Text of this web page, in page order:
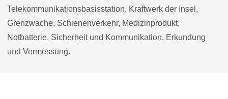
Telekommunikationsbasisstation, Kraftwerk der Insel,
Grenzwache, Schienenverkehr, Medizinprodukt,
Notbatterie, Sicherheit und Kommunikation, Erkundung
und Vermessung.